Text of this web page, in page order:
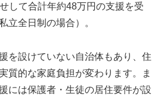
して合計年約48万円の支援を受
立全日制の場合）。
を設けていない自治体もあり、住
質的な家庭負担が変わります。ま
には保護者・生徒の居住要件が設